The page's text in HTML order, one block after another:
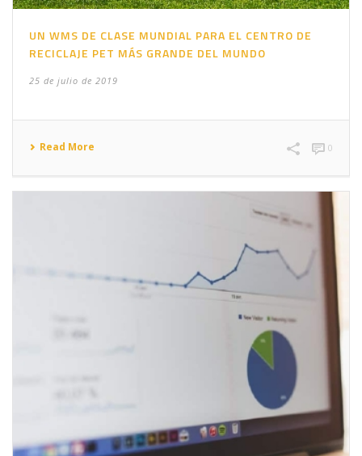
UN WMS DE CLASE MUNDIAL PARA EL CENTRO DE
RECICLAJE PET MÁS GRANDE DEL MUNDO
25 de julio de 2019
Read More 0